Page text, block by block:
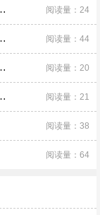
穿越出自哪部影视剧 阅读量：24
和岳云鹏演了什么电影 阅读量：44
追出租车是什么角色 阅读量：20
峥演的开车在路上的电影是什么 阅读量：21
阅读量：38
阅读量：64